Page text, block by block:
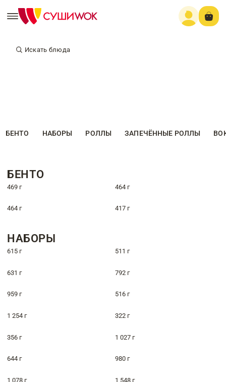
Искать блюда
БЕНТО НАБОРЫ РОЛЛЫ ЗАПЕЧЁННЫЕ РОЛЛЫ
БЕНТО
469 г 464 г
464 г 417 г
НАБОРЫ
615 г 511 г
631 г 792 г
959 г 516 г
1 254 г 322 г
356 г 1 027 г
644 г 980 г
1 078 г 1 548 г